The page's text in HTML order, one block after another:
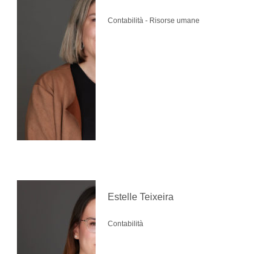
Contabilità - Risorse umane
Estelle Teixeira
Contabilità